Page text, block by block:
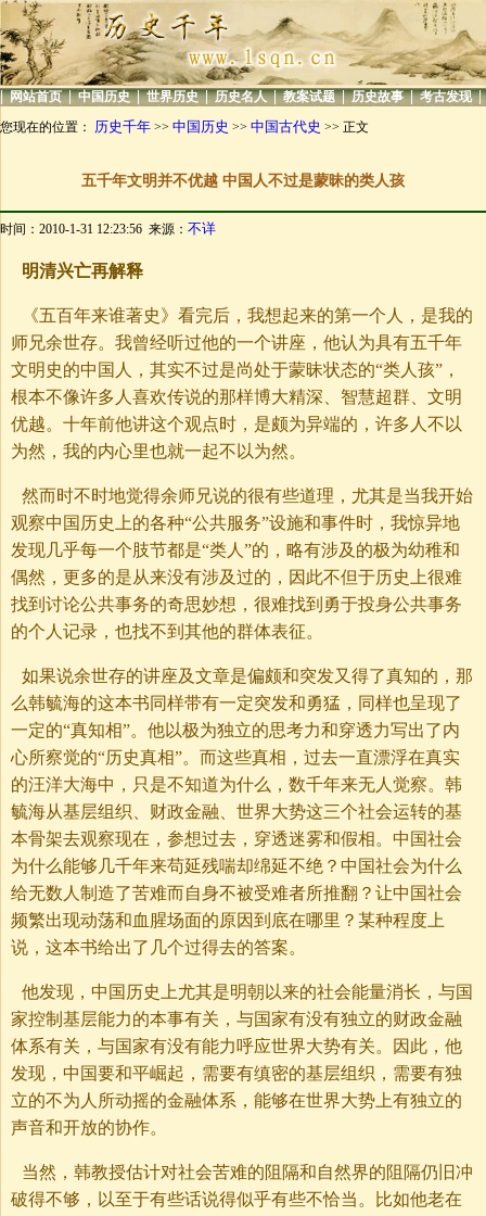
| 网站首页 | 中国历史 | 世界历史 | 历史名人 | 教案试题 | 历史故事 | 考古发现 |
您现在的位置： 历史千年 >> 中国历史 >> 中国古代史 >> 正文
五千年文明并不优越 中国人不过是蒙昧的类人孩
时间：2010-1-31 12:23:56 来源： 不详
明清兴亡再解释
《五百年来谁著史》看完后，我想起来的第一个人，是我的
师兄余世存。我曾经听过他的一个讲座，他认为具有五千年
文明史的中国人，其实不过是尚处于蒙昧状态的“类人孩”，
根本不像许多人喜欢传说的那样博大精深、智慧超群、文明
优越。十年前他讲这个观点时，是颇为异端的，许多人不以
为然，我的内心里也就一起不以为然。
然而时不时地觉得余师兄说的很有些道理，尤其是当我开始
观察中国历史上的各种“公共服务”设施和事件时，我惊异地
发现几乎每一个肢节都是“类人”的，略有涉及的极为幼稚和
偶然，更多的是从来没有涉及过的，因此不但于历史上很难
找到讨论公共事务的奇思妙想，很难找到勇于投身公共事务
的个人记录，也找不到其他的群体表征。
如果说余世存的讲座及文章是偏颇和突发又得了真知的，那
么韩毓海的这本书同样带有一定突发和勇猛，同样也呈现了
一定的“真知相”。他以极为独立的思考力和穿透力写出了内
心所察觉的“历史真相”。而这些真相，过去一直漂浮在真实
的汪洋大海中，只是不知道为什么，数千年来无人觉察。韩
毓海从基层组织、财政金融、世界大势这三个社会运转的基
本骨架去观察现在，参想过去，穿透迷雾和假相。中国社会
为什么能够几千年来苟延残喘却绵延不绝？中国社会为什么
给无数人制造了苦难而自身不被受难者所推翻？让中国社会
频繁出现动荡和血腥场面的原因到底在哪里？某种程度上
说，这本书给出了几个过得去的答案。
他发现，中国历史上尤其是明朝以来的社会能量消长，与国
家控制基层能力的本事有关，与国家有没有独立的财政金融
体系有关，与国家有没有能力呼应世界大势有关。因此，他
发现，中国要和平崛起，需要有缜密的基层组织，需要有独
立的不为人所动摇的金融体系，能够在世界大势上有独立的
声音和开放的协作。
当然，韩教授估计对社会苦难的阻隔和自然界的阻隔仍旧冲
破得不够，以至于有些话说得似乎有些不恰当。比如他老在